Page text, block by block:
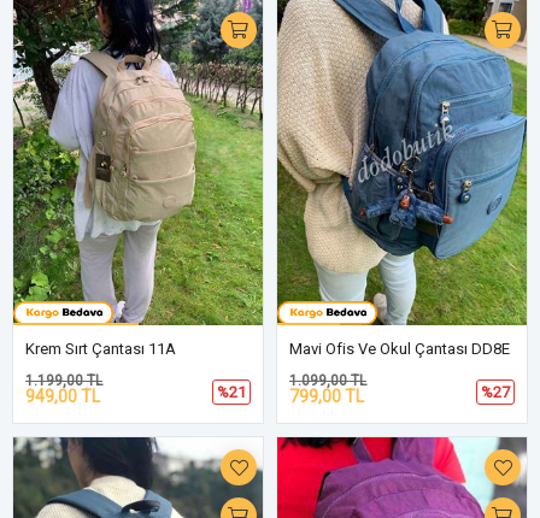
Krem Sırt Çantası 11A
949,00 TL
1.199,00 TL
%21
Mavi Ofis Ve Okul Çantası DD8E
799,00 TL
1.099,00 TL
%27